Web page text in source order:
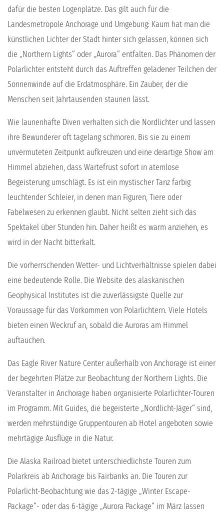
dafür die besten Logenplätze. Das gilt auch für die
Landesmetropole Anchorage und Umgebung: Kaum hat man die
künstlichen Lichter der Stadt hinter sich gelassen, können sich
die „Northern Lights“ oder „Aurora“ entfalten. Das Phänomen der
Polarlichter entsteht durch das Auftreffen geladener Teilchen der
Sonnenwinde auf die Erdatmosphäre. Ein Zauber, der die
Menschen seit Jahrtausenden staunen lässt.
Wie launenhafte Diven verhalten sich die Nordlichter und lassen
ihre Bewunderer oft tagelang schmoren. Bis sie zu einem
unvermuteten Zeitpunkt aufkreuzen und eine derartige Show am
Himmel abziehen, dass Wartefrust sofort in atemlose
Begeisterung umschlägt. Es ist ein mystischer Tanz farbig
leuchtender Schleier, in denen man Figuren, Tiere oder
Fabelwesen zu erkennen glaubt. Nicht selten zieht sich das
Spektakel über Stunden hin. Daher heißt es warm anziehen, es
wird in der Nacht bitterkalt.
Die vorherrschenden Wetter- und Lichtverhältnisse spielen dabei
eine bedeutende Rolle. Die Website des alaskanischen
Geophysical Institutes ist die zuverlässigste Quelle zur
Voraussage für das Vorkommen von Polarlichtern. Viele Hotels
bieten einen Weckruf an, sobald die Auroras am Himmel
auftauchen.
Das Eagle River Nature Center außerhalb von Anchorage ist einer
der begehrten Plätze zur Beobachtung der Northern Lights. Die
Veranstalter in Anchorage haben organisierte Polarlichter-Touren
im Programm. Mit Guides, die begeisterte „Nordlicht-Jäger“ sind,
werden mehrstündige Gruppentouren ab Hotel angeboten sowie
mehrtägige Ausflüge in die Natur.
Die Alaska Railroad bietet unterschiedlichste Touren zum
Polarkreis ab Anchorage bis Fairbanks an. Die Touren zur
Polarlicht-Beobachtung wie das 2-tägige „Winter Escape-
Package“- oder das 6-tägige „Aurora Package“ im März lassen